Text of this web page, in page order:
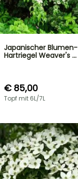
Japanischer Blumen-
Hartriegel Weaver's …
€ 85,00
Topf mit 6L/7L